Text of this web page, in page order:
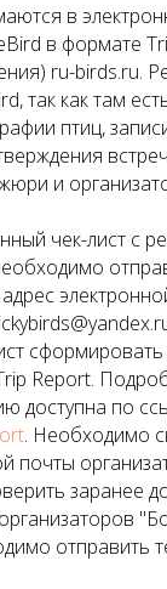
в
в формате
ru-birds.ru.
так как там
птиц,
и
чек-лист с
Report.
доступна по
. Необходимо
почты
заранее
отправить